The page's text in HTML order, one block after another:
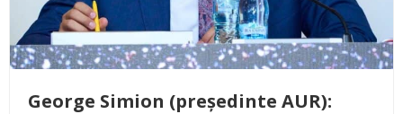
George Simion (președinte AUR):